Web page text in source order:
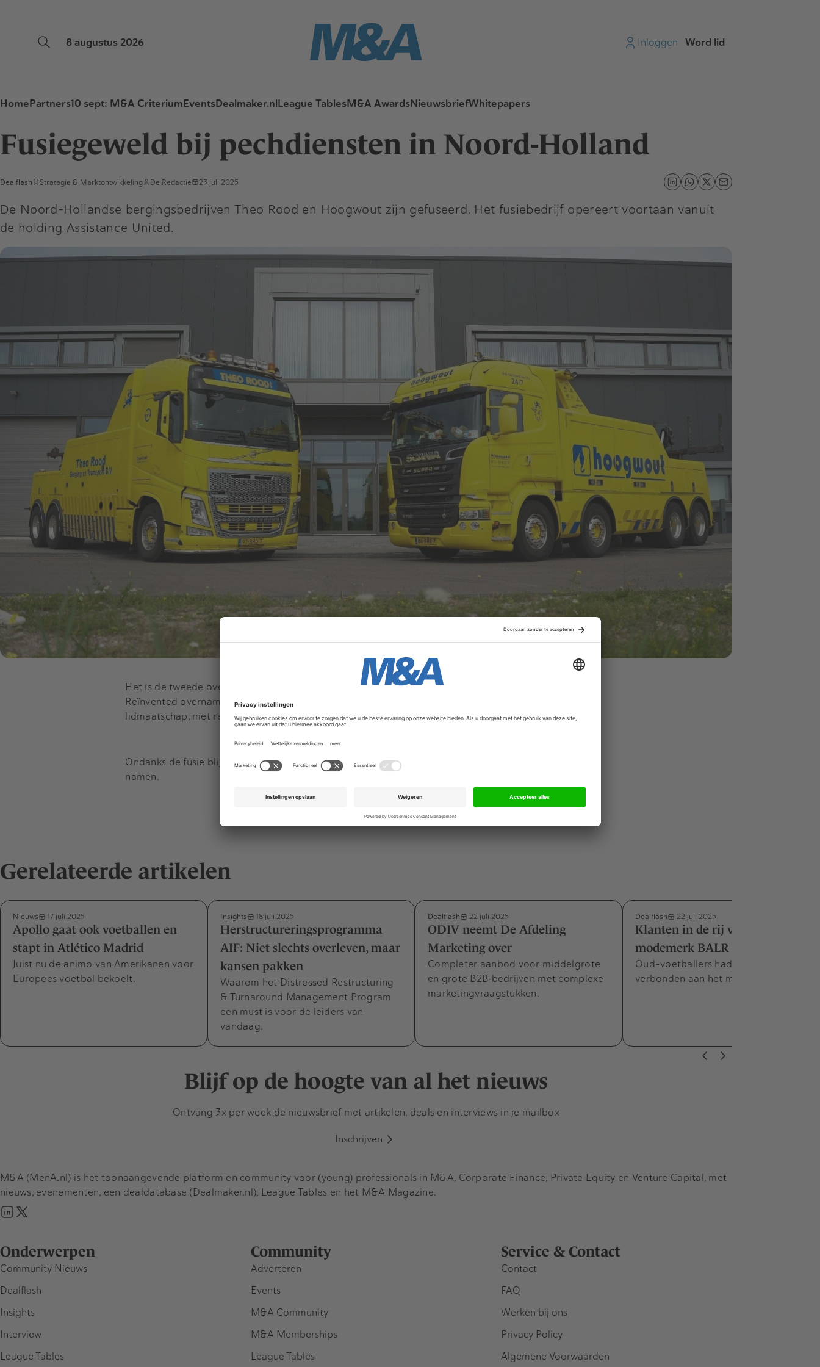
8 augustus 2026 Inloggen Word lid
HomePartners10 sept: M&A CriteriumEventsDealmaker.nlLeague TablesM&A AwardsNieuwsbriefWhitepapers
Fusiegeweld bij pechdiensten in Noord-Holland
Dealflash Strategie & Marktontwikkeling De Redactie 23 juli 2025
De Noord-Hollandse bergingsbedrijven Theo Rood en Hoogwout zijn gefuseerd. Het fusiebedrijf opereert voortaan vanuit
de holding Assistance United.
Het is de tweede overname van Assistance Unites, dat een maand eerder Breakdown Service
Reïnvented overnam. Dit is een pechhulpspecialist digitale, on-demand pechhulp biedt zonder
lidmaatschap, met real-time coördinatie en een netwerk van duizenden dienstverleners in Europa.
Ondanks de fusie blijven Theo Rood en Hoogwout herkenbaar in de regio, opererend onder hun eigen
namen.
Gerelateerde artikelen
Nieuws 17 juli 2025
Apollo gaat ook voetballen en
stapt in Atlético Madrid
Juist nu de animo van Amerikanen voor
Europees voetbal bekoelt.
Insights 18 juli 2025
Herstructureringsprogramma
AIF: Niet slechts overleven, maar
kansen pakken
Waarom het Distressed Restructuring
& Turnaround Management Program
een must is voor de leiders van
vandaag.
Dealflash 22 juli 2025
ODIV neemt De Afdeling
Marketing over
Completer aanbod voor middelgrote
en grote B2B‑bedrijven met complexe
marketingvraagstukken.
Dealflash 22 juli 2025
Klanten in de rij voor gevallen
modemerk BALR
Oud-voetballers hadden zich in 2018
verbonden aan het merk.
Blijf op de hoogte van al het nieuws
Ontvang 3x per week de nieuwsbrief met artikelen, deals en interviews in je mailbox
Inschrijven
Onderwerpen
Community Nieuws
Dealflash
Insights
Interview
League Tables
Community
Adverteren
Events
M&A Community
M&A Memberships
League Tables
Service & Contact
Contact
FAQ
Werken bij ons
Privacy Policy
Algemene Voorwaarden
M&A (MenA.nl) is het toonaangevende platform en community voor (young) professionals in M&A, Corporate Finance, Private Equity en Venture Capital, met
nieuws, evenementen, een dealdatabase (Dealmaker.nl), League Tables en het M&A Magazine.